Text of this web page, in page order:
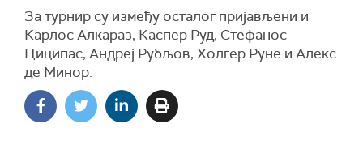
За турнир су између осталог пријављени и
Карлос Алкараз, Каспер Руд, Стефанос
Циципас, Андреј Рубљов, Холгер Руне и Алекс
де Минор.